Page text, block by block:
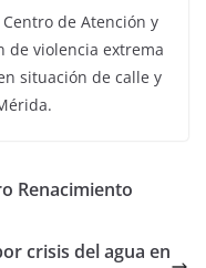
de Atención y
de violencia extrema
situación de calle y
Renacimiento
crisis del agua en